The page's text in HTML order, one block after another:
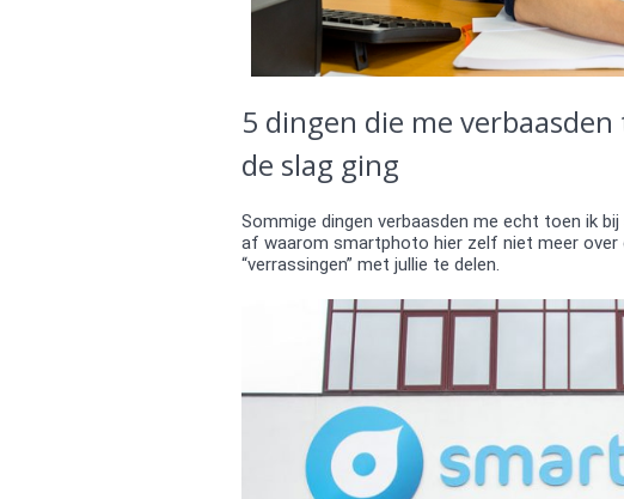
5 dingen die me
de slag ging
Sommige dingen verbaasden me echt toen ik
af waarom smartphoto hier zelf niet meer
“verrassingen” met jullie te delen.